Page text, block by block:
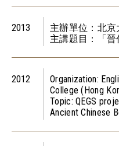
2013
主辦單位：北京
主講題目：「晉
2012
Organization:
College (Hong
Topic: QEGS
Ancient Chinese